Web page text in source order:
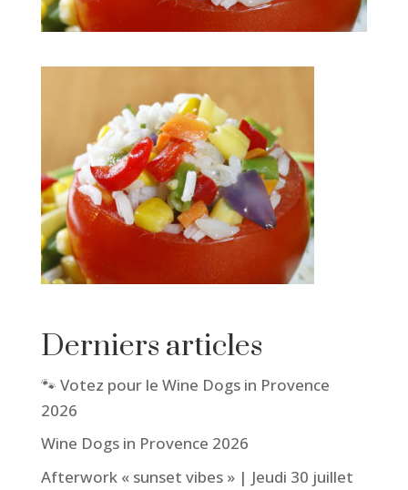
Derniers articles
🐾 Votez pour le Wine Dogs in Provence
2026
Wine Dogs in Provence 2026
Afterwork « sunset vibes » | Jeudi 30 juillet